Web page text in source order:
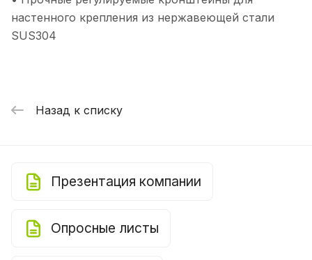
настенного крепления из нержавеющей стали
SUS304
Назад к списку
Презентация компании
Опросные листы